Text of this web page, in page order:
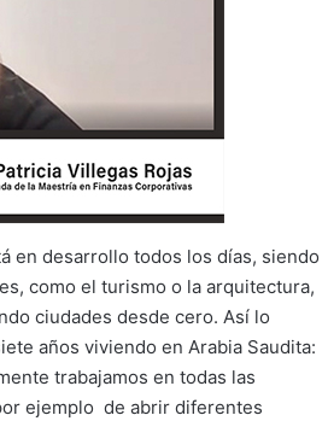
en desarrollo todos los días, siendo
como el turismo o la arquitectura,
ciudades desde cero. Así lo
años viviendo en Arabia Saudita:
trabajamos en todas las
ejemplo de abrir diferentes